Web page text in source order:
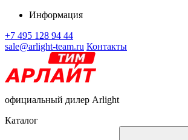
Информация
+7 495 128 94 44
sale@arlight-team.ru Контакты
официальный дилер Arlight
Каталог